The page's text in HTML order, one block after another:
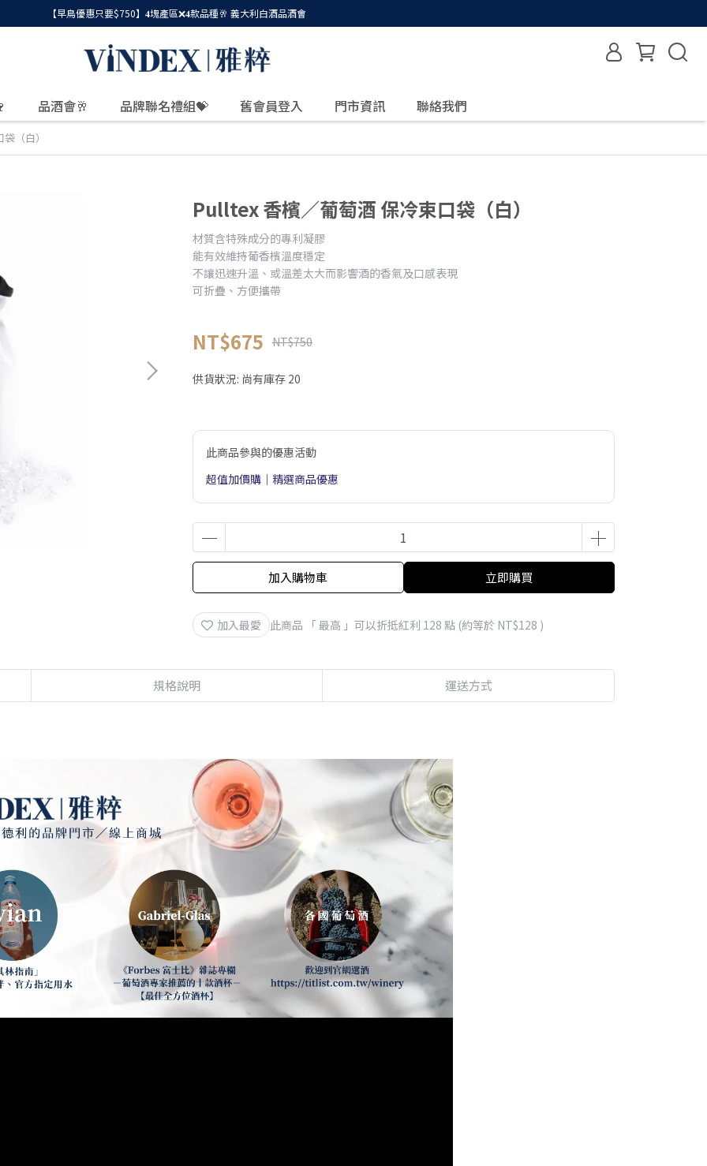
【早鳥優惠只要$750】𝟒塊產區❌𝟒款品種🥂 義大利白酒品酒會
品酒會🥂 品牌聯名禮組💝 舊會員登入 門市資訊 聯絡我們
（白）
Pulltex 香檳／葡萄酒 保冷束口袋（白）
材質含特殊成分的專利凝膠
能有效維持葡香檳溫度穩定
不讓迅速升溫、或溫差太大而影響酒的香氣及口感表現
可折疊、方便攜帶
NT$675 NT$750
供貨狀況: 尚有庫存 20
此商品參與的優惠活動
超值加價購｜精選商品優惠
加入購物車 立即購買
加入最愛 此商品 「 最高 」可以折抵紅利 128 點 (約等於 NT$128 )
規格說明 運送方式